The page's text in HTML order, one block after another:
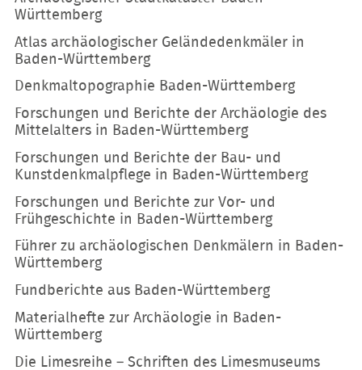
Württemberg
Atlas archäologischer Geländedenkmäler in
Baden-Württemberg
Denkmaltopographie Baden-Württemberg
Forschungen und Berichte der Archäologie des
Mittelalters in Baden-Württemberg
Forschungen und Berichte der Bau- und
Kunstdenkmalpflege in Baden-Württemberg
Forschungen und Berichte zur Vor- und
Frühgeschichte in Baden-Württemberg
Führer zu archäologischen Denkmälern in Baden-
Württemberg
Fundberichte aus Baden-Württemberg
Materialhefte zur Archäologie in Baden-
Württemberg
Die Limesreihe – Schriften des Limesmuseums